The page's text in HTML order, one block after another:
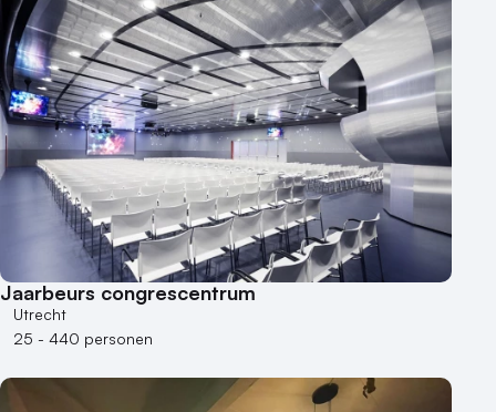
Jaarbeurs congrescentrum
Utrecht
25 - 440 personen